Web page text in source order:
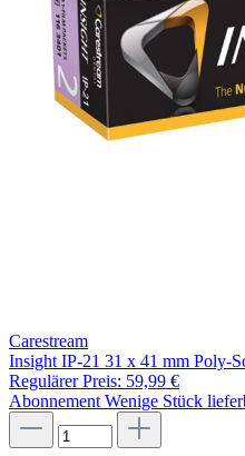
Carestream
Insight IP-21 31 x 41 mm Poly-
Regulärer Preis: 59,99 €
Abonnement Wenige Stück